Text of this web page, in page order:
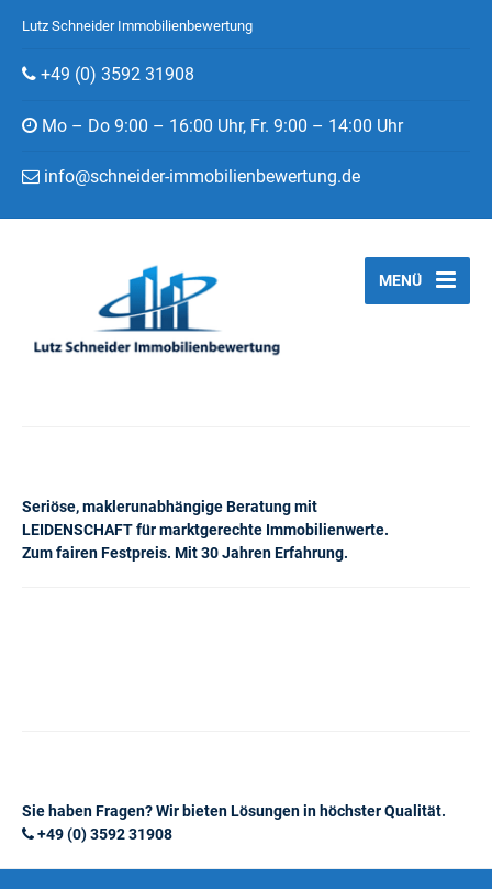
Lutz Schneider Immobilienbewertung
+49 (0) 3592 31908
Mo – Do 9:00 – 16:00 Uhr, Fr. 9:00 – 14:00 Uhr
info@schneider-immobilienbewertung.de
Seriöse, maklerunabhängige Beratung mit
LEIDENSCHAFT für marktgerechte Immobilienwerte.
Zum fairen Festpreis. Mit 30 Jahren Erfahrung.
MENÜ
Sie haben Fragen? Wir bieten Lösungen in höchster Qualität.
+49 (0) 3592 31908